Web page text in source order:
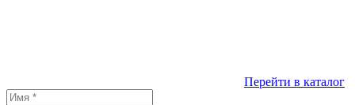
Перейти в каталог